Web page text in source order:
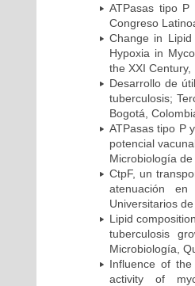
ATPasas tipo P
Congreso
Change in
Hypoxia in
the XXI
Desarrollo de
tuberculosis;
Bogotá,
ATPasas tipo P
potencial
Microbiología
CtpF, un
atenuación
Universitarios
Lipid
tuberculosis
Microbiología,
Influence of the
activity of